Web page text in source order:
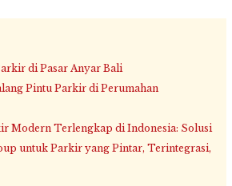
di Pasar Anyar Bali
Pintu Parkir di Perumahan
Modern Terlengkap di Indonesia: Solusi
untuk Parkir yang Pintar, Terintegrasi,